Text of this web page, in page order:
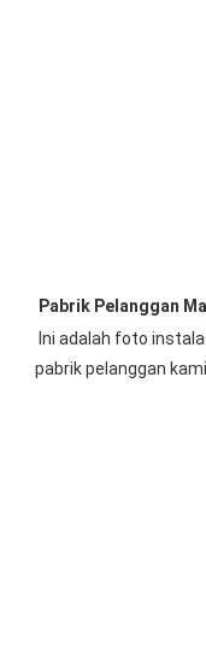
Pabrik Pelanggan
Ini adalah foto
pabrik pelanggan kami